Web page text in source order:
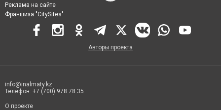
Реклама на сайте
Франшиза "CitySites"
Авторы проекта
info@inalmaty.kz
Телефон: +7 (700) 978 78 35
О проекте